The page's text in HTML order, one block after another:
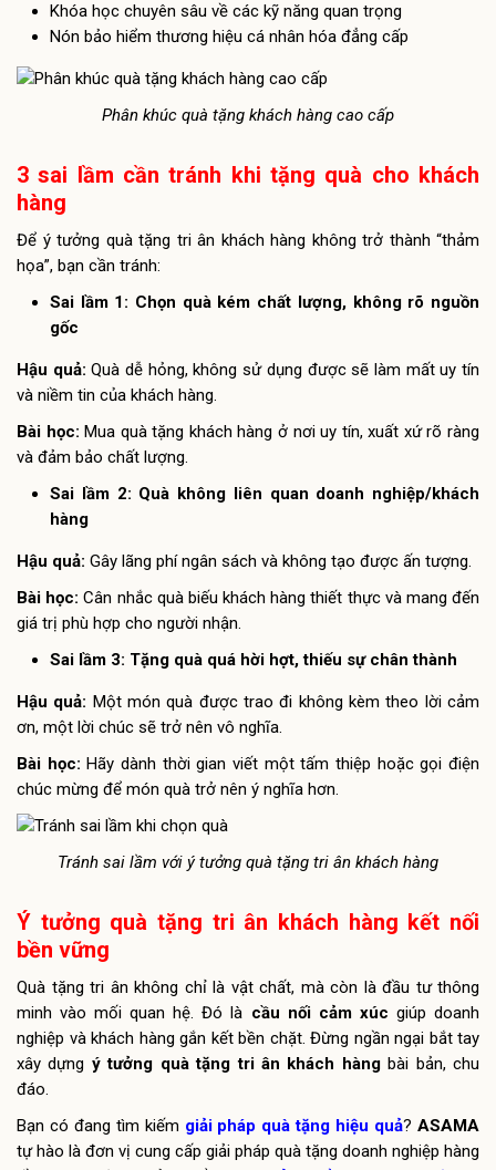
Khóa học chuyên sâu về các kỹ năng quan trọng
Nón bảo hiểm thương hiệu cá nhân hóa đẳng cấp
Phân khúc quà tặng khách hàng cao cấp
3 sai lầm cần tránh khi tặng quà cho khách
hàng
Để ý tưởng quà tặng tri ân khách hàng không trở thành “thảm
họa”, bạn cần tránh:
Sai lầm 1: Chọn quà kém chất lượng, không rõ nguồn
gốc
Hậu quả:Quà dễ hỏng, không sử dụng được sẽ làm mất uy tín
và niềm tin của khách hàng.
Bài học: Mua quà tặng khách hàng ở nơi uy tín, xuất xứ rõ ràng
và đảm bảo chất lượng.
Sai lầm 2: Quà không liên quan doanh nghiệp/khách
hàng
Hậu quả: Gây lãng phí ngân sách và không tạo được ấn tượng.
Bài học:Cân nhắc quà biếu khách hàng thiết thực và mang đến
giá trị phù hợp cho người nhận.
Sai lầm 3: Tặng quà quá hời hợt, thiếu sự chân thành
Hậu quả: Một món quà được trao đi không kèm theo lời cảm
ơn, một lời chúc sẽ trở nên vô nghĩa.
Bài học:Hãy dành thời gian viết một tấm thiệp hoặc gọi điện
chúc mừng để món quà trở nên ý nghĩa hơn.
Tránh sai lầm với ý tưởng quà tặng tri ân khách hàng
Ý tưởng quà tặng tri ân khách hàng kết nối
bền vững
Quà tặng tri ân không chỉ là vật chất, mà còn là đầu tư thông
minh vào mối quan hệ. Đó là cầu nối cảm xúc giúp doanh
nghiệp và khách hàng gắn kết bền chặt. Đừng ngần ngại bắt tay
xây dựng ý tưởng quà tặng tri ân khách hàngbài bản, chu
đáo.
Bạn có đang tìm kiếm giải pháp quà tặng hiệu quả?ASAMA
tự hào là đơn vị cung cấp giải pháp quà tặng doanh nghiệp hàng